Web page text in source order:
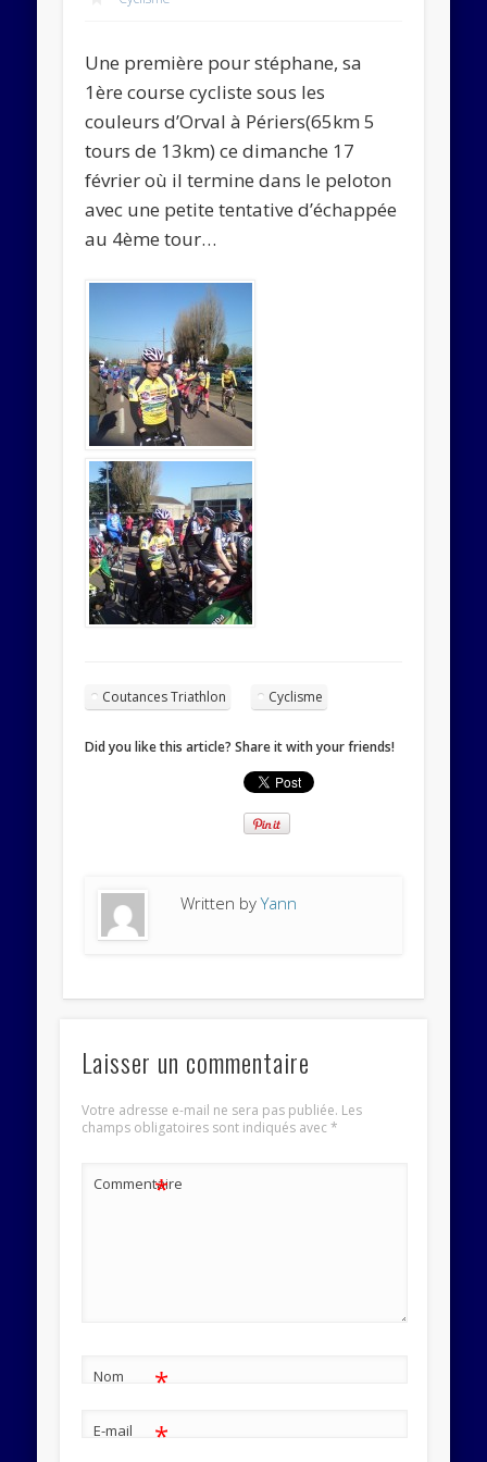
Une première pour stéphane, sa
1ère course cycliste sous les
couleurs d’Orval à Périers(65km 5
tours de 13km) ce dimanche 17
février où il termine dans le peloton
avec une petite tentative d’échappée
au 4ème tour…
Coutances Triathlon Cyclisme
Did you like this article? Share it with your friends!
Written byYann
Laisser un commentaire
Votre adresse e-mail ne sera pas publiée. Les
champs obligatoires sont indiqués avec*
Commentaire
*
Nom *
E-mail *